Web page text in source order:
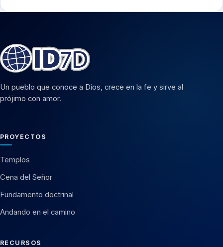
Un pueblo que conoce a Dios, crece en la fe y sirve al
prójimo con amor.
PROYECTOS
Templos
Cena del Señor
Fundamento doctrinal
Andando en el camino
RECURSOS